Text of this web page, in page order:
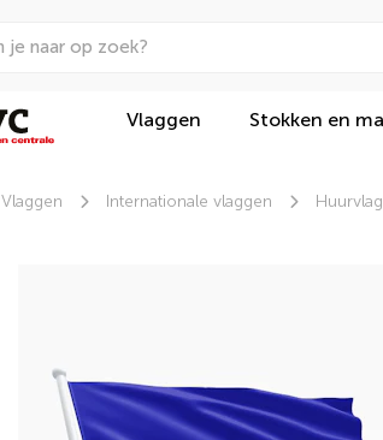
Vlaggen Stokken en
Vlaggen Internationale vlaggen